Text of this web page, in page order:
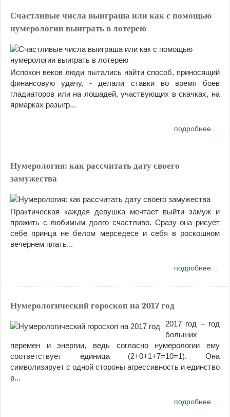
Счастливые числа выиграша или как с помощью
нумерологии выиграть в лотерею
Испокон веков люди пытались найти способ, приносящий
финансовую удачу, - делали ставки во время боев
гладиаторов или на лошадей, участвующих в скачках, на
ярмарках разыгр...
подробнее...
Нумерология: как рассчитать дату своего
замужества
Практическая каждая девушка мечтает выйти замуж и
прожить с любимым долго счастливо. Сразу она рисует
себе принца не белом мерседесе и себя в роскошном
вечернем плать...
подробнее...
Нумерологический гороскоп на 2017 год
2017 год – год
больших
перемен и энергии, ведь согласно нумерологии ему
соответствует единица (2+0+1+7=10=1). Она
символизирует с одной стороны агрессивность и единство
р...
подробнее...